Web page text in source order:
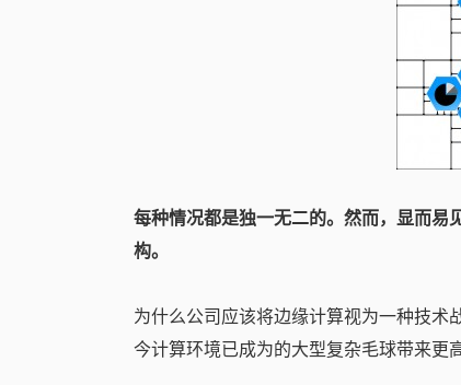
每种情况都是独一无二的。然而，显而易
构。
为什么公司应该将边缘计算视为一种技术
今计算环境已成为的大型复杂毛球带来更